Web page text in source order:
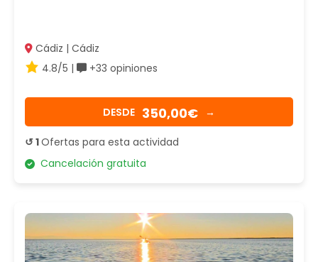
Cádiz | Cádiz
4.8/5 |
+33 opiniones
DESDE 350,00€ →
↺ 1Ofertas para esta actividad
Cancelación gratuita